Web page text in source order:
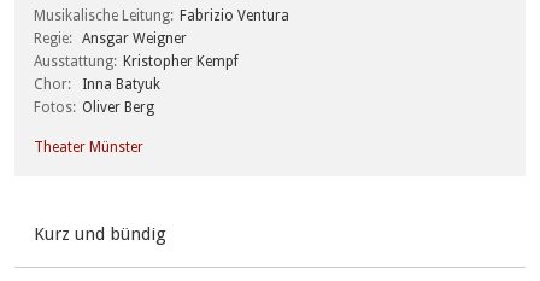
Musikalische Leitung Fabrizio Ventura
Regie
Ansgar Weigner
Ausstattung Kristopher Kempf
Chor
Inna Batyuk
Fotos
Oliver Berg
Theater Münster
Kurz und bündig